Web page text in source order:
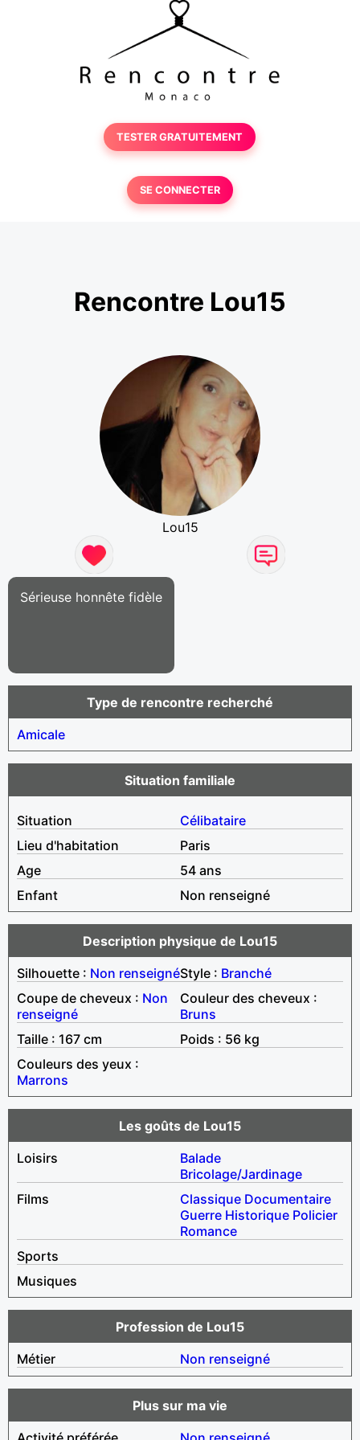
TESTER GRATUITEMENT
SE CONNECTER
Rencontre Lou15
Lou15
Sérieuse honnête fidèle
Type de rencontre recherché
Amicale
Situation familiale
Situation
Célibataire
Lieu d'habitation
Paris
Age
54 ans
Enfant
Non renseigné
Description physique de Lou15
Silhouette : Non renseignéStyle : Branché
Coupe de cheveux : Non
renseigné
Couleur des cheveux :
Bruns
Taille : 167 cm
Poids : 56 kg
Couleurs des yeux :
Marrons
Les goûts de Lou15
Loisirs
Balade
Bricolage/Jardinage
Films
Classique Documentaire
Guerre Historique Policier
Romance
Sports
Musiques
Profession de Lou15
Métier
Non renseigné
Plus sur ma vie